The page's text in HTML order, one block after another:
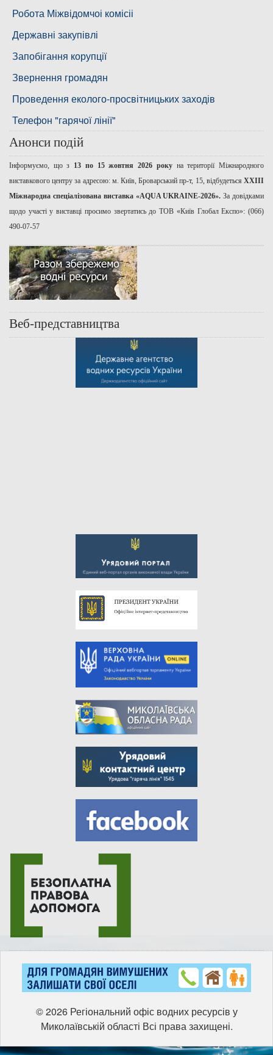
Басейнова рада нижнього Дніпра
Басейнова рада річок Причорномор'я
Робота Міжвідомчоі комісіі
Державні закупівлі
Запобігання корупції
Звернення громадян
Проведення еколого-просвітницьких заходів
Телефон "гарячої лінії"
Анонси подій
Інформуємо, що з 13 по 15 жовтня 2026 рокуна території Міжнародного
виставкового центру за адресою: м. Київ, Броварський пр-т, 15, відбудеться ХХІІІ
Міжнародна спеціалізована виставка «AQUA UKRAINE-2026».За довідками
щодо участі у виставці просимо звертатись до ТОВ «Київ Глобал Експо»: (066)
490-07-57
Веб-представництва
© 2026 Регіональний офіс водних ресурсів у
Миколаївській області Всі права захищені.